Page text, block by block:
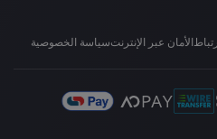
الأمان عبر الإنترنتسياسة الخصوصية